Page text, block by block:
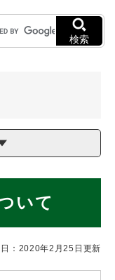
へ
検索
いて
：2020年2月25日更新